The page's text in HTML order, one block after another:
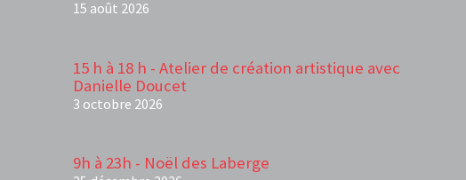
15 août 2026
15 h à 18 h - Atelier de création artistique avec
Danielle Doucet
3 octobre 2026
9h à 23h - Noël des Laberge